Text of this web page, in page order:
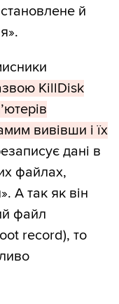
й
KillDisk
вивівши і їх
дані в
файлах,
А так як він
файл
record), то